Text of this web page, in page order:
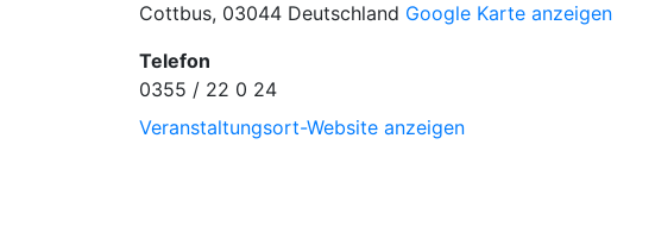
Cottbus, 03044 Deutschland Google Karte anzeigen
Telefon
0355 / 22 0 24
Veranstaltungsort-Website anzeigen